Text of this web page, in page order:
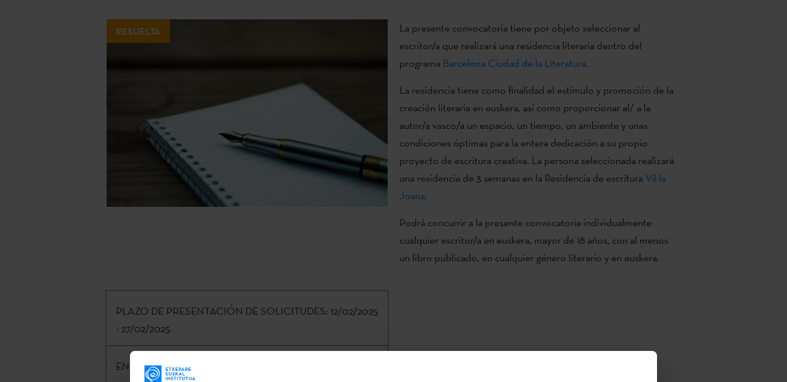
RESUELTA
La presente convocatoria tiene por objeto seleccionar al
escritor/a que realizará una residencia literaria dentro del
programa Barcelona Ciudad de la Literatura.
La residencia tiene como finalidad el estímulo y promoción de la
creación literaria en euskera, así como proporcionar al/ a la
autor/a vasco/a un espacio, un tiempo, un ambiente y unas
condiciones óptimas para la entera dedicación a su propio
proyecto de escritura creativa. La persona seleccionada realizará
una residencia de 3 semanas en la Residencia de escritura Vil·la
Joana.
Podrá concurrir a la presente convocatoria individualmente
cualquier escritor/a en euskera, mayor de 18 años, con al menos
un libro publicado, en cualquier género literario y en euskera.
PLAZO DE PRESENTACIÓN DE SOLICITUDES: 12/02/2025
- 27/02/2025
ENTIDAD CONVOCANTE: